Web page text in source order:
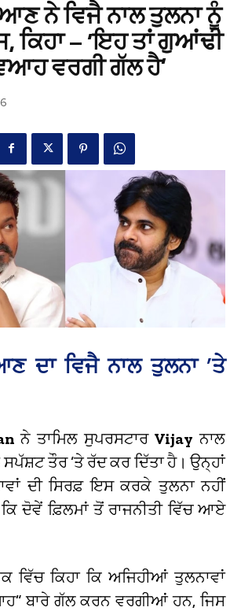
ਨੇ ਵਿਜੈ ਨਾਲ ਤੁਲਨਾ ਨੂੰ
ਕਿਹਾ – ‘ਇਹ ਤਾਂ ਗੁਆਂਢੀ
ਵਰਗੀ ਗੱਲ ਹੈ’
ਦਾ ਵਿਜੈ ਨਾਲ ਤੁਲਨਾ ’ਤੇ
ਨੇ ਤਾਮਿਲ ਸੁਪਰਸਟਾਰ Vijay ਨਾਲ
ਤੌਰ ’ਤੇ ਰੱਦ ਕਰ ਦਿੱਤਾ ਹੈ। ਉਨ੍ਹਾਂ
ਦੀ ਸਿਰਫ਼ ਇਸ ਕਰਕੇ ਤੁਲਨਾ ਨਹੀਂ
ਕਿ ਦੋਵੇਂ ਫ਼ਿਲਮਾਂ ਤੋਂ ਰਾਜਨੀਤੀ ਵਿੱਚ ਆਏ
ਵਿੱਚ ਕਿਹਾ ਕਿ ਅਜਿਹੀਆਂ ਤੁਲਨਾਵਾਂ
ਬਾਰੇ ਗੱਲ ਕਰਨ ਵਰਗੀਆਂ ਹਨ, ਜਿਸ